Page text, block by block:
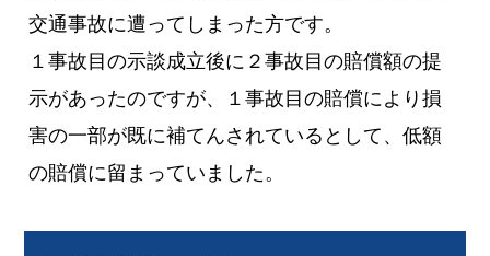
交通事故に遭ってしまった方です。
１事故目の示談成立後に２事故目の賠償額の提
示があったのですが、１事故目の賠償により損
害の一部が既に補てんされているとして、低額
の賠償に留まっていました。